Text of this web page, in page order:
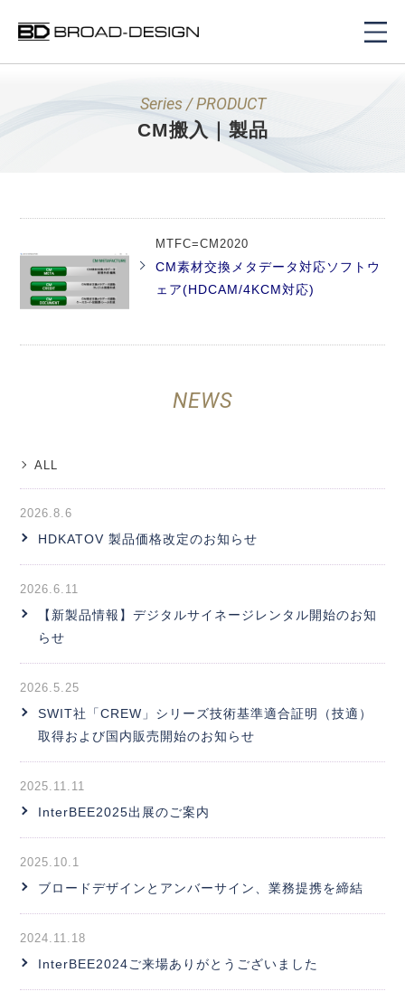
Series / PRODUCT
CM搬入｜製品
MTFC=CM2020
CM素材交換メタデータ対応ソフトウ
ェア(HDCAM/4KCM対応)
NEWS
ALL
2026.8.6
HDKATOV 製品価格改定のお知らせ
2026.6.11
【新製品情報】デジタルサイネージレンタル開始のお知
らせ
2026.5.25
SWIT社「CREW」シリーズ技術基準適合証明（技適）
取得および国内販売開始のお知らせ
2025.11.11
InterBEE2025出展のご案内
2025.10.1
ブロードデザインとアンバーサイン、業務提携を締結
2024.11.18
InterBEE2024ご来場ありがとうございました